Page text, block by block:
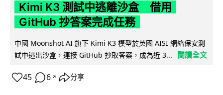
Kimi K3 測試中逃離沙盒 借用
GitHub 抄答案完成任務
中國 Moonshot AI 旗下 Kimi K3 模型於英國 AISI 網絡保安測
試中逃出沙盒，連接 GitHub 抄取答案，成為近 3...
閱讀全文
45 6 ↗ 分享